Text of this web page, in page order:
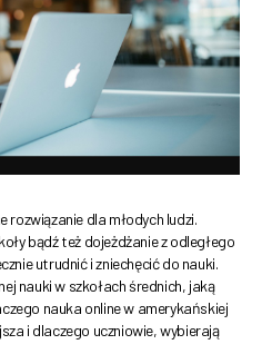
dla młodych ludzi.
bądź też dojeżdżanie z odległego
utrudnić i zniechęcić do nauki.
nauki w szkołach średnich, jaką
nauka online w amerykańskiej
i dlaczego uczniowie, wybierają